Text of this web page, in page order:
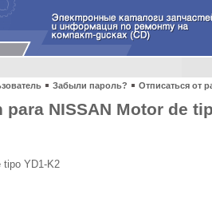
Забыли пароль? Отписаться от
NISSAN Motor de
tipo YD1-K2